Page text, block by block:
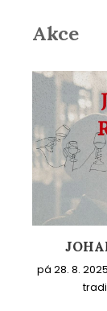
Akce
pá 28. 8.